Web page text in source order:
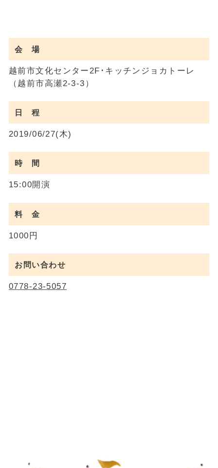
会 場
越前市文化センター2F･キッチンジョカトーレ
（越前市高瀬2-3-3）
日 程
2019/06/27(木)
時 間
15:00開演
料 金
1000円
お問い合わせ
0778-23-5057